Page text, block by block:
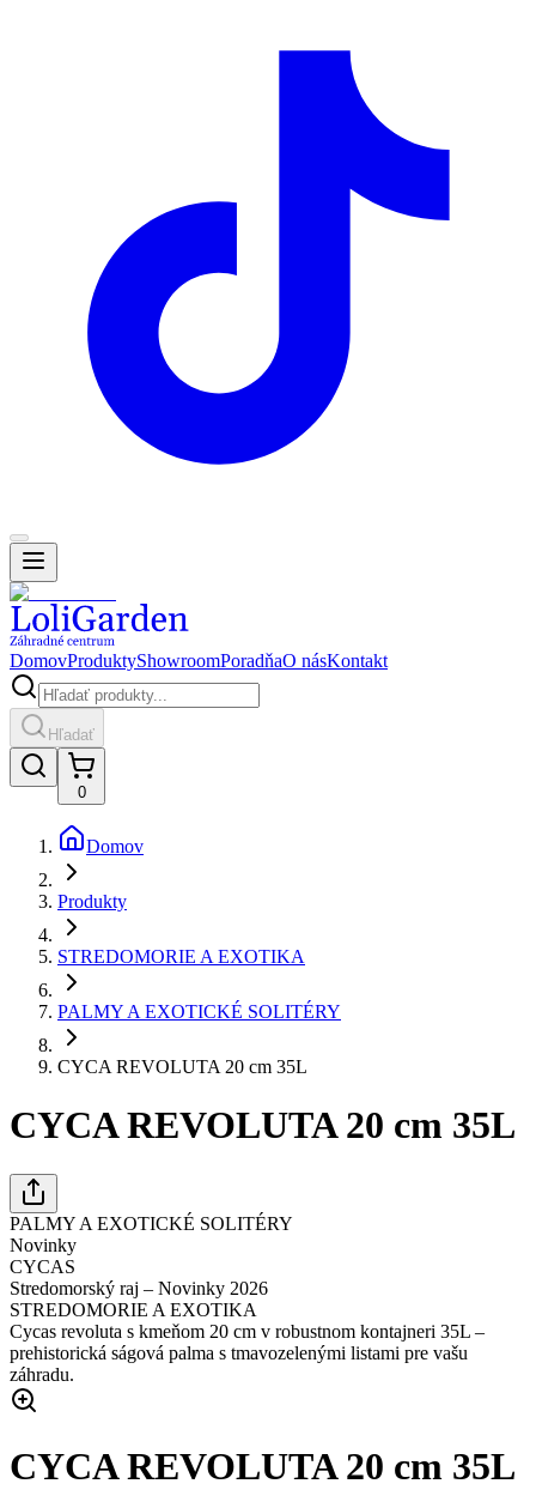
DomovProduktyShowroomPoradňaO násKontakt
Hľadať
0
Domov
Produkty
STREDOMORIE A EXOTIKA
PALMY A EXOTICKÉ SOLITÉRY
CYCA REVOLUTA 20 cm 35L
CYCA REVOLUTA 20 cm 35L
PALMY A EXOTICKÉ SOLITÉRY
Novinky
CYCAS
Stredomorský raj – Novinky 2026
STREDOMORIE A EXOTIKA
Cycas revoluta s kmeňom 20 cm v robustnom kontajneri 35L –
prehistorická ságová palma s tmavozelenými listami pre vašu
záhradu.
CYCA REVOLUTA 20 cm 35L